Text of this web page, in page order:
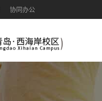
协同办公